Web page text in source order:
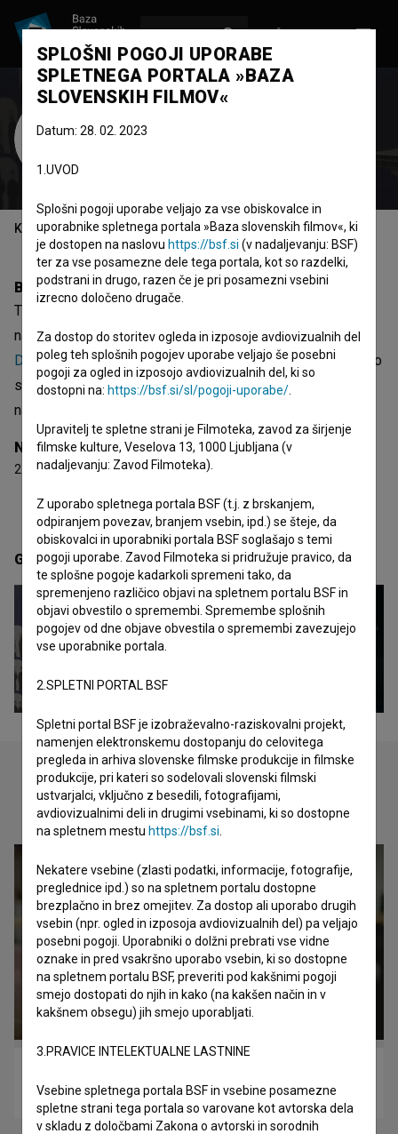
Tina Vrbnjak
Kazalo
Biografija
Tina Vrbnjak je nastopajoča. Najodmevnejši projekti, kjer je
nastopila, soNihče ni rekel, da te moram imeti rad (2019)
Dvojina (2013)in2030 (2022). Prejela je 2 nagradi. Trenutno
sodeluje pri projektihKonji (s.d.)inTrezor (s.d.)
nastajanju.
Nagrade
2 nagradi
Galerija (4)
Oglejte si
komedija
SPLOŠNI POGOJI UPORABE
SPLETNEGA PORTALA »BAZA
SLOVENSKIH FILMOV«
Datum: 28. 02. 2023
1.UVOD
Splošni pogoji uporabe veljajo za vse obiskovalce in
uporabnike spletnega portala »Baza slovenskih filmov«, ki
je dostopen na naslovu https://bsf.si (v nadaljevanju: BSF)
ter za vse posamezne dele tega portala, kot so razdelki,
podstrani in drugo, razen če je pri posamezni vsebini
izrecno določeno drugače.
Za dostop do storitev ogleda in izposoje avdiovizualnih del
poleg teh splošnih pogojev uporabe veljajo še posebni
pogoji za ogled in izposojo avdiovizualnih del, ki so
dostopni na: https://bsf.si/sl/pogoji-uporabe/
Upravitelj te spletne strani je Filmoteka, zavod za širjenje
filmske kulture, Veselova 13, 1000 Ljubljana (v
nadaljevanju: Zavod Filmoteka).
Z uporabo spletnega portala BSF (t.j. z brskanjem,
odpiranjem povezav, branjem vsebin, ipd.) se šteje, da
obiskovalci in uporabniki portala BSF soglašajo s temi
pogoji uporabe. Zavod Filmoteka si pridružuje pravico, da
te splošne pogoje kadarkoli spremeni tako, da
spremenjeno različico objavi na spletnem portalu BSF in
objavi obvestilo o spremembi. Spremembe splošnih
pogojev od dne objave obvestila o spremembi zavezujejo
vse uporabnike portala.
2.SPLETNI PORTAL BSF
Spletni portal BSF je izobraževalno-raziskovalni projekt,
namenjen elektronskemu dostopanju do celovitega
pregleda in arhiva slovenske filmske produkcije in filmske
produkcije, pri kateri so sodelovali slovenski filmski
ustvarjalci, vključno z besedili, fotografijami,
avdiovizualnimi deli in drugimi vsebinami, ki so dostopne
na spletnem mestu https://bsf.si
Nekatere vsebine (zlasti podatki, informacije, fotografije,
preglednice ipd.) so na spletnem portalu dostopne
brezplačno in brez omejitev. Za dostop ali uporabo drugih
vsebin (npr. ogled in izposoja avdiovizualnih del) pa veljajo
posebni pogoji. Uporabniki o dolžni prebrati vse vidne
oznake in pred vsakršno uporabo vsebin, ki so dostopne
na spletnem portalu BSF, preveriti pod kakšnimi pogoji
smejo dostopati do njih in kako (na kakšen način in v
kakšnem obsegu) jih smejo uporabljati.
3.PRAVICE INTELEKTUALNE LASTNINE
Vsebine spletnega portala BSF in vsebine posamezne
spletne strani tega portala so varovane kot avtorska dela
v skladu z določbami Zakona o avtorski in sorodnih